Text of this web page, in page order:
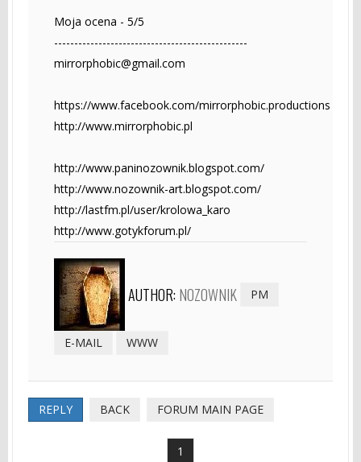
Moja ocena - 5/5
------------------------------------------------
mirrorphobic@gmail.com
https://www.facebook.com/mirrorphobic.productions
http://www.mirrorphobic.pl
http://www.paninozownik.blogspot.com/
http://www.nozownik-art.blogspot.com/
http://lastfm.pl/user/krolowa_karo
http://www.gotykforum.pl/
AUTHOR: NOZOWNIK PM
E-MAIL WWW
REPLY BACK FORUM MAIN PAGE
1